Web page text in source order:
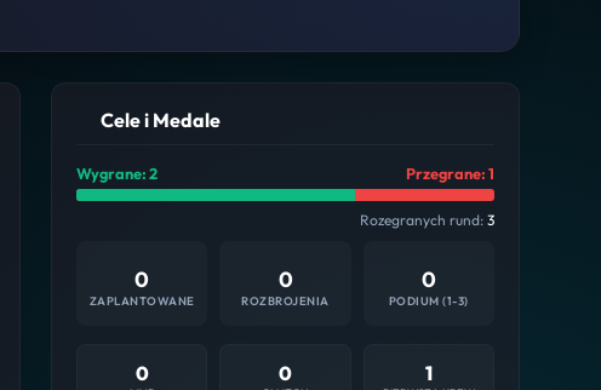
Cele i Medale
Wygrane: 2 Przegrane: 1
Rozegranych rund: 3
0
ZAPLANTOWANE
0
ROZBROJENIA
0
PODIUM (1-3)
0 0 1